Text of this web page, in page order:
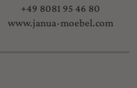
+49 8081 95 46 80
www.janua-moebel.com